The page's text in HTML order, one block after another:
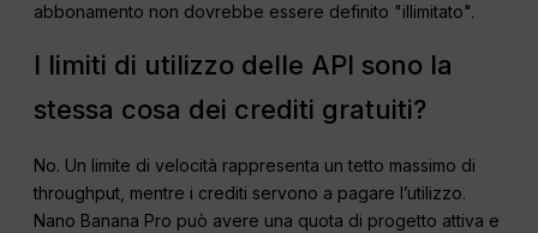
abbonamento non dovrebbe essere definito "illimitato".
I limiti di utilizzo delle API sono la
stessa cosa dei crediti gratuiti?
No. Un limite di velocità rappresenta un tetto massimo di
throughput, mentre i crediti servono a pagare l’utilizzo.
Nano Banana Pro può avere una quota di progetto attiva e